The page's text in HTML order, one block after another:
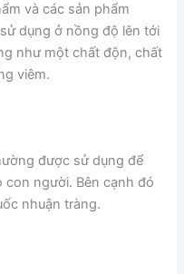
và các sản phẩm
dụng ở nồng độ lên tới
như một chất độn, chất
viêm.
được sử dụng để
con người. Bên cạnh đó
nhuận tràng.